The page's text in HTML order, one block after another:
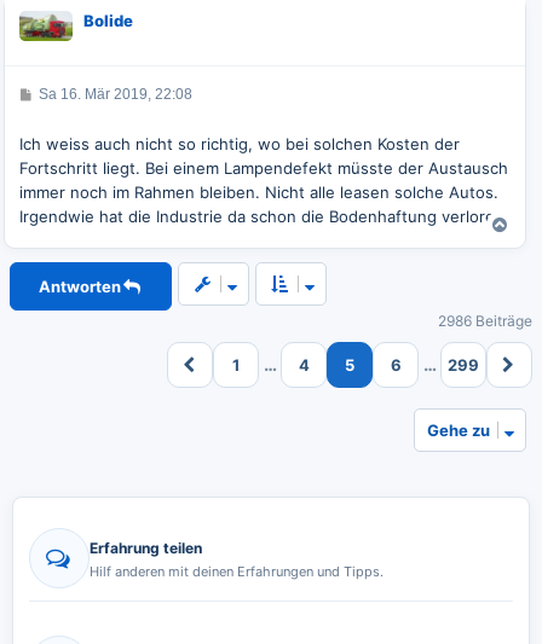
Bolide
B
t
a
g
Sa 16. Mär 2019, 22:08
Ich weiss auch nicht so richtig, wo bei solchen Kosten der
Fortschritt liegt. Bei einem Lampendefekt müsste der Austausch
immer noch im Rahmen bleiben. Nicht alle leasen solche Autos.
Irgendwie hat die Industrie da schon die Bodenhaftung verloren.
N
o
e
n
Antworten
2986 Beiträge
1 … 4 5 6 … 299
Gehe zu
Erfahrung teilen
Hilf anderen mit deinen Erfahrungen und Tipps.